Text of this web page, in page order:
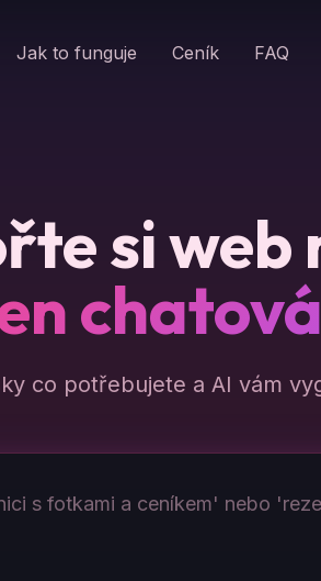
Jak to funguje Ceník FAQ
si web
co potřebujete a AI vám